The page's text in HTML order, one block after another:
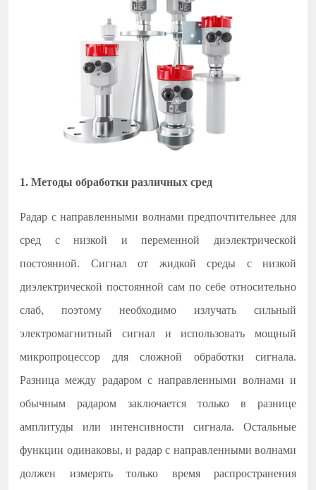
1. Методы обработки различных сред
Радар с направленными волнами предпочтительнее для
сред с низкой и переменной диэлектрической
постоянной. Сигнал от жидкой среды с низкой
диэлектрической постоянной сам по себе относительно
слаб, поэтому необходимо излучать
сильный
электромагнитный сигнал и использовать мощный
микропроцессор для сложной обработки сигнала.
Разница между радаром с направленными волнами и
обычным радаром заключается только в разнице
амплитуды или интенсивности сигнала. Остальные
функции одинаковы, и радар с направленными волнами
должен измерять только время распространения